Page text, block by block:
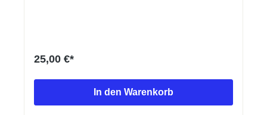
64 94 97 011 E-Mail: info@sivatoys.de
25,00 €*
In den Warenkorb